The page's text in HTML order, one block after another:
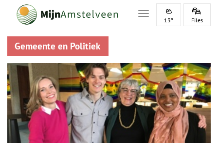
Toggle navigation
13° Files
Gemeente en Politiek